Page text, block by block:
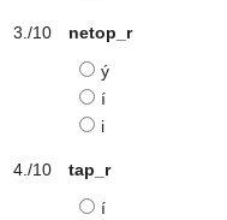
netop_r
ý
í
i
tap_r
í